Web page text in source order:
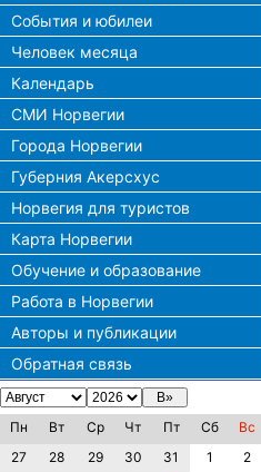
События и юбилеи
Человек месяца
Календарь
СМИ Норвегии
Города Норвегии
Губерния Акерсхус
Норвегия для туристов
Карта Норвегии
Обучение и образование
Работа в Норвегии
Авторы и публикации
Обратная связь
Пн Вт Ср Чт Пт Сб
Вс
27
28 29 30 31 1
2